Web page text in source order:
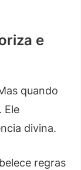
e
quando
Ele
divina.
regras